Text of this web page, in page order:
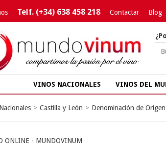
Telf. (+34) 638 458 218 Contactar Blog
VINOS NACIONALES VINOS DEL
> Castilla y León > Denominación de